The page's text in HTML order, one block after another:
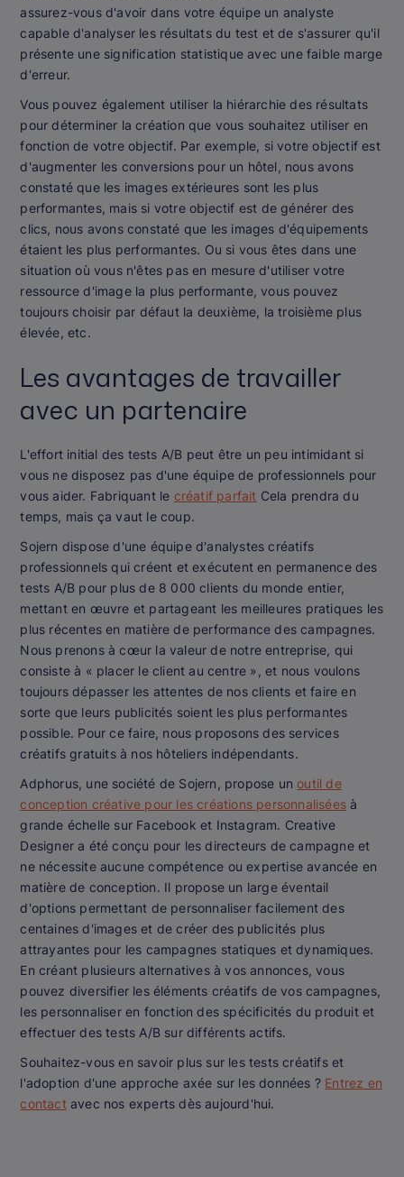
assurez-vous d'avoir dans votre équipe un analyste
capable d'analyser les résultats du test et de s'assurer qu'il
présente une signification statistique avec une faible marge
d'erreur.
Vous pouvez également utiliser la hiérarchie des résultats
pour déterminer la création que vous souhaitez utiliser en
fonction de votre objectif. Par exemple, si votre objectif est
d'augmenter les conversions pour un hôtel, nous avons
constaté que les images extérieures sont les plus
performantes, mais si votre objectif est de générer des
clics, nous avons constaté que les images d'équipements
étaient les plus performantes. Ou si vous êtes dans une
situation où vous n'êtes pas en mesure d'utiliser votre
ressource d'image la plus performante, vous pouvez
toujours choisir par défaut la deuxième, la troisième plus
élevée, etc.
Les avantages de travailler
avec un partenaire
L'effort initial des tests A/B peut être un peu intimidant si
vous ne disposez pas d'une équipe de professionnels pour
vous aider. Fabriquant le créatif parfait Cela prendra du
temps, mais ça vaut le coup.
Sojern dispose d'une équipe d'analystes créatifs
professionnels qui créent et exécutent en permanence des
tests A/B pour plus de 8 000 clients du monde entier,
mettant en œuvre et partageant les meilleures pratiques les
plus récentes en matière de performance des campagnes.
Nous prenons à cœur la valeur de notre entreprise, qui
consiste à « placer le client au centre », et nous voulons
toujours dépasser les attentes de nos clients et faire en
sorte que leurs publicités soient les plus performantes
possible. Pour ce faire, nous proposons des services
créatifs gratuits à nos hôteliers indépendants.
Adphorus, une société de Sojern, propose unoutil de
conception créative pour les créations personnalisées à
grande échelle sur Facebook et Instagram. Creative
Designer a été conçu pour les directeurs de campagne et
ne nécessite aucune compétence ou expertise avancée en
matière de conception. Il propose un large éventail
d'options permettant de personnaliser facilement des
centaines d'images et de créer des publicités plus
attrayantes pour les campagnes statiques et dynamiques.
En créant plusieurs alternatives à vos annonces, vous
pouvez diversifier les éléments créatifs de vos campagnes,
les personnaliser en fonction des spécificités du produit et
effectuer des tests A/B sur différents actifs.
Souhaitez-vous en savoir plus sur les tests créatifs et
l'adoption d'une approche axée sur les données ? Entrez en
contactavec nos experts dès aujourd'hui.